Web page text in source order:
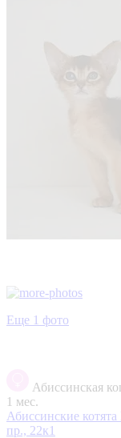
Еще 1 фото
Абиссинская
1 мес.
Абиссинские котята
пр., 22к1